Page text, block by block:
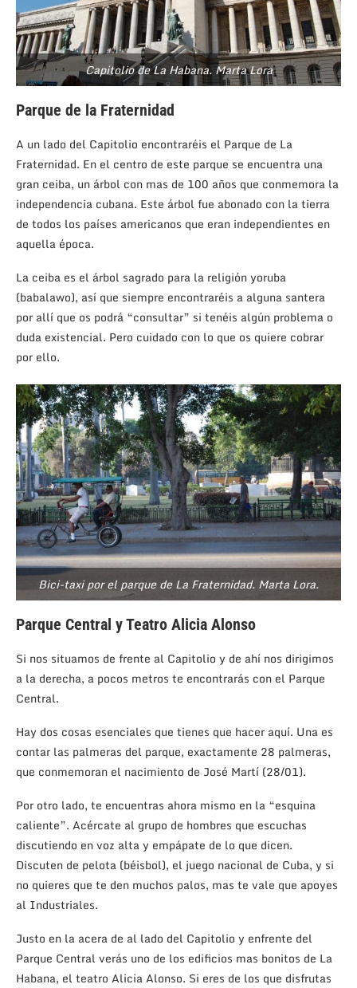
Capitolio de La Habana. Marta Lora
Parque de la Fraternidad
A un lado del Capitolio encontraréis el Parque de La
Fraternidad. En el centro de este parque se encuentra una
gran ceiba, un árbol con mas de 100 años que conmemora la
independencia cubana. Este árbol fue abonado con la tierra
de todos los países americanos que eran independientes en
aquella época.
La ceiba es el árbol sagrado para la religión yoruba
(babalawo), así que siempre encontraréis a alguna santera
por allí que os podrá “consultar” si tenéis algún problema o
duda existencial. Pero cuidado con lo que os quiere cobrar
por ello.
Bici-taxi por el parque de La Fraternidad. Marta Lora.
Parque Central y Teatro Alicia Alonso
Si nos situamos de frente al Capitolio y de ahí nos dirigimos
a la derecha, a pocos metros te encontrarás con el Parque
Central.
Hay dos cosas esenciales que tienes que hacer aquí. Una es
contar las palmeras del parque, exactamente 28 palmeras,
que conmemoran el nacimiento de José Martí (28/01).
Por otro lado, te encuentras ahora mismo en la “esquina
caliente”. Acércate al grupo de hombres que escuchas
discutiendo en voz alta y empápate de lo que dicen.
Discuten de pelota (béisbol), el juego nacional de Cuba, y si
no quieres que te den muchos palos, mas te vale que apoyes
al Industriales.
Justo en la acera de al lado del Capitolio y enfrente del
Parque Central verás uno de los edificios mas bonitos de La
Habana, el teatro Alicia Alonso. Si eres de los que disfrutas